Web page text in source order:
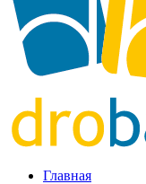
Главная